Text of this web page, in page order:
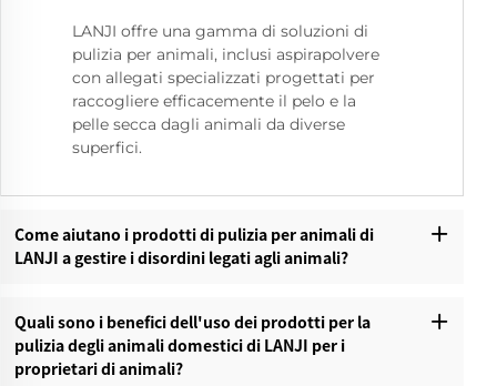
LANJI offre una gamma di soluzioni di
pulizia per animali, inclusi aspirapolvere
con allegati specializzati progettati per
raccogliere efficacemente il pelo e la
pelle secca dagli animali da diverse
superfici.
Come aiutano i prodotti di pulizia per animali di
LANJI a gestire i disordini legati agli animali?‌
Quali sono i benefici dell'uso dei prodotti per la
pulizia degli animali domestici di LANJI per i
proprietari di animali?‌